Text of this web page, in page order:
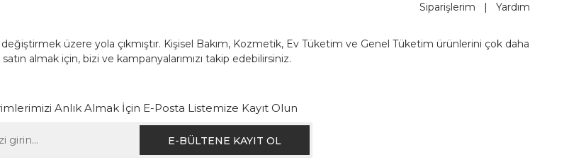
Siparişlerim | Yardım
üzere yola çıkmıştır. Kişisel Bakım, Kozmetik, Ev Tüketim ve Genel Tüketim ürünlerini çok daha
almak için, bizi ve kampanyalarımızı takip edebilirsiniz.
Anlık Almak İçin E-Posta Listemize Kayıt Olun